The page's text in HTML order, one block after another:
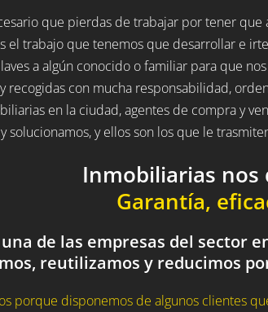
que pierdas de trabajar por tener
el trabajo que tenemos que desarrollar e
a algún conocido o familiar para que
recogidas con mucha responsabilidad,
en la ciudad, agentes de compra y
solucionamos, y ellos son los que le
Inmobiliarias nos
Garantía,
una de las empresas del sector
reutilizamos y reducimos
porque disponemos de algunos clientes